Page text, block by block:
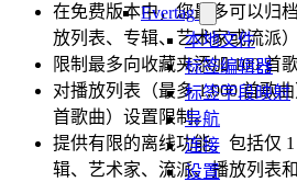
Evertag
本地文件
标签编辑器
标签字段映射
导航
连接
设置
在免费版本中，您最多可以归
放列表、专辑、艺术家或流派）
限制最多向收藏夹添加 100 首歌
对播放列表（最多 1,000 首歌
首歌曲）设置限制。
提供有限的离线功能，包括仅
辑、艺术家、流派、播放列表